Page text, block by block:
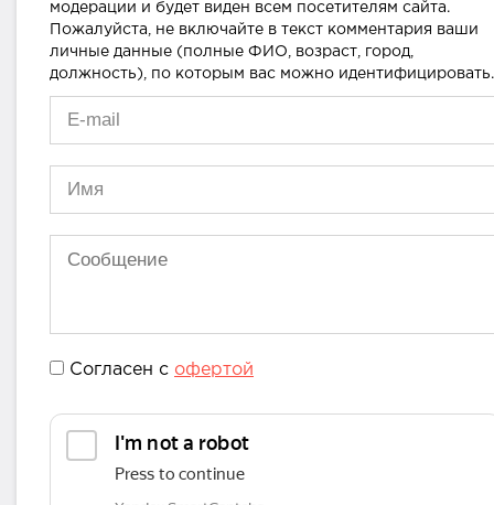
модерации и будет виден всем посетителям сайта.
Пожалуйста, не включайте в текст комментария ваши
личные данные (полные ФИО, возраст, город,
должность), по которым вас можно идентифицировать.
Согласен с офертой